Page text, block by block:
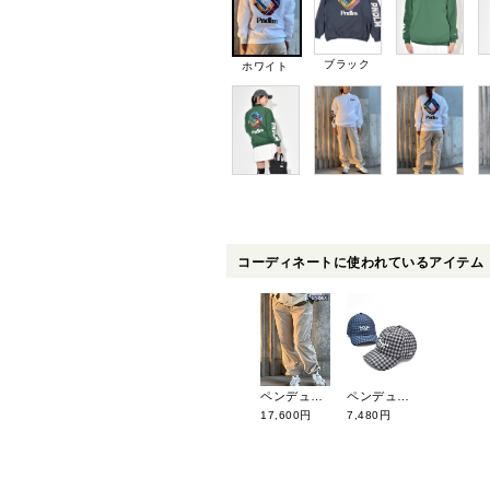
ホワイト ブラック
コーディネートに使われているアイテム
17,600円 7,480円